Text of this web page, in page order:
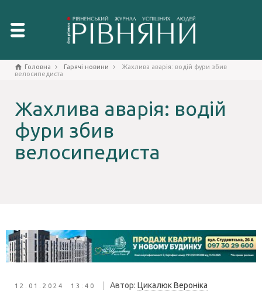
Головна Гарячі новини
Жахлива аварія: водій фури збив
велосипедиста
Жахлива аварія: водій
фури збив
велосипедиста
12.01.2024 13:40 Автор: Цикалюк Вероніка